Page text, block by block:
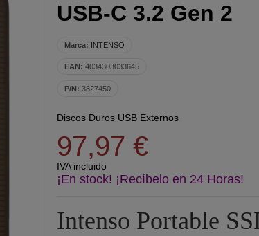
USB-C 3.2 Gen 2
Marca: INTENSO
EAN: 4034303033645
P/N: 3827450
Discos Duros USB Externos
97,97 €
IVA incluido
¡En stock! ¡Recíbelo en 24 Horas!
Intenso Portable